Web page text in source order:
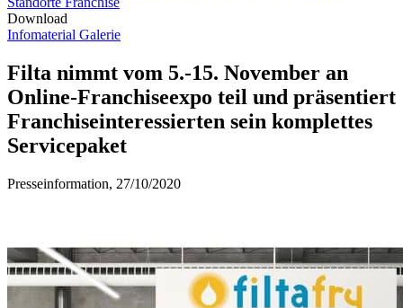
Download
Infomaterial Galerie
Filta nimmt vom 5.-15. November an
Online-Franchiseexpo teil und präsentiert
Franchiseinteressierten sein komplettes
Servicepaket
Presseinformation, 27/10/2020